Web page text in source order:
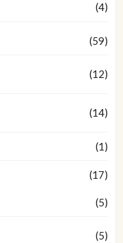
(4)
(59)
(12)
(14)
(1)
(17)
(5)
(5)